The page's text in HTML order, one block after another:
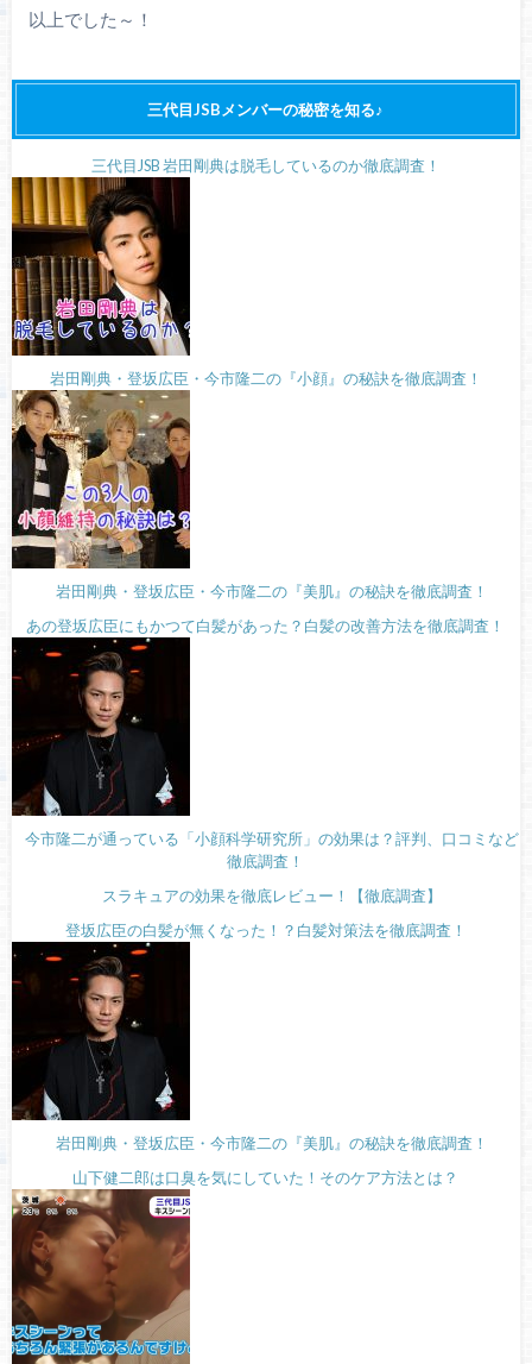
以上でした～！
三代目JSBメンバーの秘密を知る♪
三代目JSB 岩田剛典は脱毛しているのか徹底調査！
岩田剛典・登坂広臣・今市隆二の『小顔』の秘訣を徹底調査！
岩田剛典・登坂広臣・今市隆二の『美肌』の秘訣を徹底調査！
あの登坂広臣にもかつて白髪があった？白髪の改善方法を徹底調査！
今市隆二が通っている「小顔科学研究所」の効果は？評判、口コミなど
徹底調査！
スラキュアの効果を徹底レビュー！【徹底調査】
登坂広臣の白髪が無くなった！？白髪対策法を徹底調査！
岩田剛典・登坂広臣・今市隆二の『美肌』の秘訣を徹底調査！
山下健二郎は口臭を気にしていた！そのケア方法とは？